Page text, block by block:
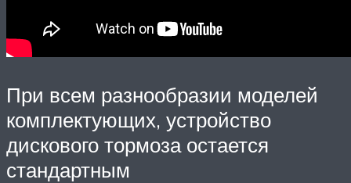
При всем разнообразии моделей
комплектующих, устройство
дискового тормоза остается
стандартным